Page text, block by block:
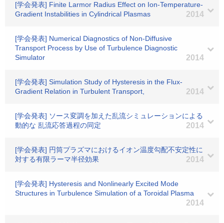
[学会発表] Finite Larmor Radius Effect on Ion-Temperature-
Gradient Instabilities in Cylindrical Plasmas
2014
[学会発表] Numerical Diagnostics of Non-Diffusive
Transport Process by Use of Turbulence Diagnostic
Simulator
2014
[学会発表] Simulation Study of Hysteresis in the Flux-
Gradient Relation in Turbulent Transport,
2014
[学会発表] ソース変調を加えた乱流シミュレーションによる
動的な 乱流応答過程の同定
2014
[学会発表] 円筒プラズマにおけるイオン温度勾配不安定性に
対する有限ラーマ半径効果
2014
[学会発表] Hysteresis and Nonlinearly Excited Mode
Structures in Turbulence Simulation of a Toroidal Plasma
2014